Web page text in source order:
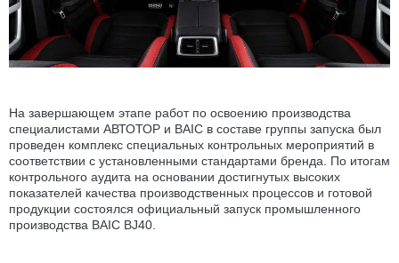
На завершающем этапе работ по освоению производства
специалистами АВТОТОР и BAIC в составе группы запуска был
проведен комплекс специальных контрольных мероприятий в
соответствии с установленными стандартами бренда. По итогам
контрольного аудита на основании достигнутых высоких
показателей качества производственных процессов и готовой
продукции состоялся официальный запуск промышленного
производства BAIC BJ40.